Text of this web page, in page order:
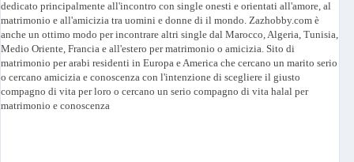
dedicato principalmente all'incontro con single onesti e orientati all'amore, al
matrimonio e all'amicizia tra uomini e donne di il mondo. Zazhobby.com è
anche un ottimo modo per incontrare altri single dal Marocco, Algeria, Tunisia,
Medio Oriente, Francia e all'estero per matrimonio o amicizia. Sito di
matrimonio per arabi residenti in Europa e America che cercano un marito serio
o cercano amicizia e conoscenza con l'intenzione di scegliere il giusto
compagno di vita per loro o cercano un serio compagno di vita halal per
matrimonio e conoscenza